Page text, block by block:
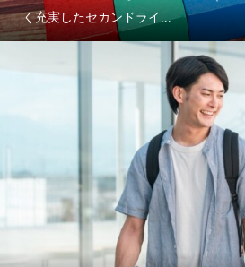
く充実したセカンドライ...